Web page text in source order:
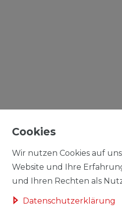
Cookies
Wir nutzen Cookies auf
Website und Ihre
und Ihren Rechten als
Daten­schutz­erklärung